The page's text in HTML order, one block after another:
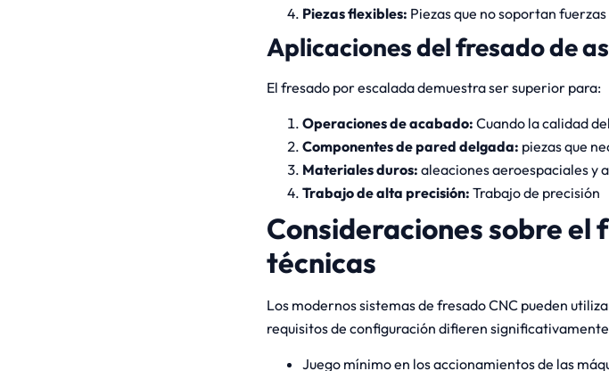
Piezas flexibles: Piezas que no soportan
Aplicaciones del fresado de
El fresado por escalada demuestra ser superior para:
Operaciones de acabado: Cuando la calidad
Componentes de pared delgada: piezas que
Materiales duros: aleaciones aeroespaciales y
Trabajo de alta precisión: Trabajo de precisión
Consideraciones sobre el
técnicas
Los modernos sistemas de fresado CNC pueden
requisitos de configuración difieren
Juego mínimo en los accionamientos de las